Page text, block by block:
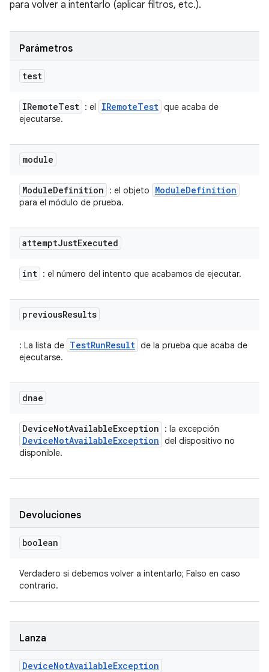
para volver a intentarlo (aplicar filtros, etc.).
Parámetros
test
IRemoteTest : el IRemoteTest que acaba de
ejecutarse.
module
ModuleDefinition : el objeto ModuleDefinition
para el módulo de prueba.
attemptJustExecuted
int : el número del intento que acabamos de ejecutar.
previousResults
: La lista de TestRunResult de la prueba que acaba de
ejecutarse.
dnae
DeviceNotAvailableException : la excepción
DeviceNotAvailableException del dispositivo no
disponible.
Devoluciones
boolean
Verdadero si debemos volver a intentarlo; Falso en caso
contrario.
Lanza
DeviceNotAvailableException